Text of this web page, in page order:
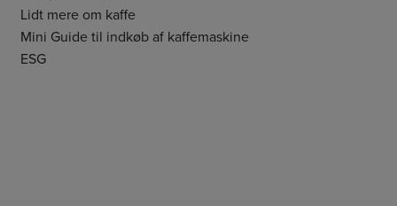
Lidt mere om kaffe
Mini Guide til indkøb af kaffemaskine
ESG